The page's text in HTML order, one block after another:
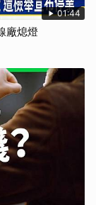
01:44
廠熄燈